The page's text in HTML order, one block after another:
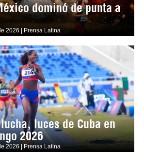
dominó de punta a
2026 | Prensa Latina
luces de Cuba en
2026
2026 | Prensa Latina